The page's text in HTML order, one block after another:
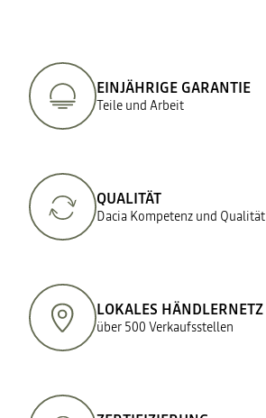
EINJÄHRIGE GARANTIE
Teile und Arbeit
QUALITÄT
Dacia Kompetenz und Qualität
LOKALES HÄNDLERNETZ
über 500 Verkaufsstellen